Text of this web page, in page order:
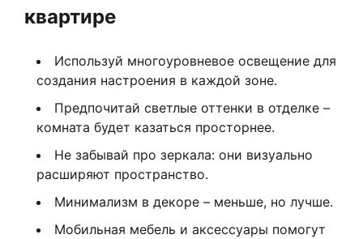
квартире
Используй многоуровневое освещение для
создания настроения в каждой зоне.
Предпочитай светлые оттенки в отделке –
комната будет казаться просторнее.
Не забывай про зеркала: они визуально
расширяют пространство.
Минимализм в декоре – меньше, но лучше.
Мобильная мебель и аксессуары помогут